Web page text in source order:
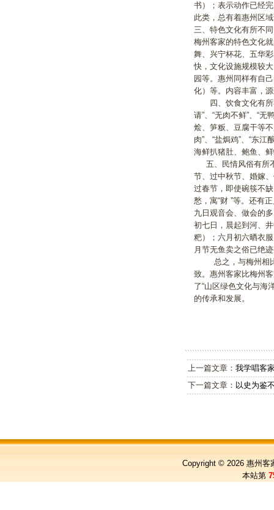
书）；表示动作已经
此类，总有着惠州区
三、特色文化有所不
梅州客家的特色文化
舞、兴宁杯花、五华
快，文化设施规模较
园等。惠州同样有自
化）等。内容丰富，
四、饮食文化有所
请”、“无肉不鲜”、“
烩、笋粄、豆腐干等
肉”、“盐焗鸡”、“东
海鲜扒猪肚、鲍鱼、
五、民情风俗有所
节、过中秋节、婚嫁
过春节，即使碗筷不
愁，寓“财 ”等。还有
九日观音会、做会的
初七日，晨起到河、
粑）；六月初六晒衣
月节无鱼卖之俗已
总之，与梅州相比
致。惠州客家比梅州
了“山区绿色文化与海
的传承和发展。
上一篇文章：我学唱客
下一篇文章： 以史为鉴
Copyright © 2026 惠州客
本站第